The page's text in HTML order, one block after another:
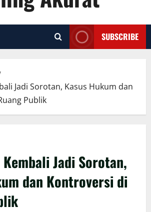
SUBSCRIBE
Jadi Sorotan, Kasus Hukum dan
Publik
Jadi Sorotan,
dan Kontroversi di